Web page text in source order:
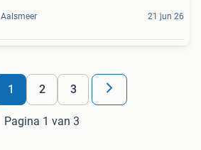
Aalsmeer 21 jun 26
1 2 3
Pagina 1 van 3